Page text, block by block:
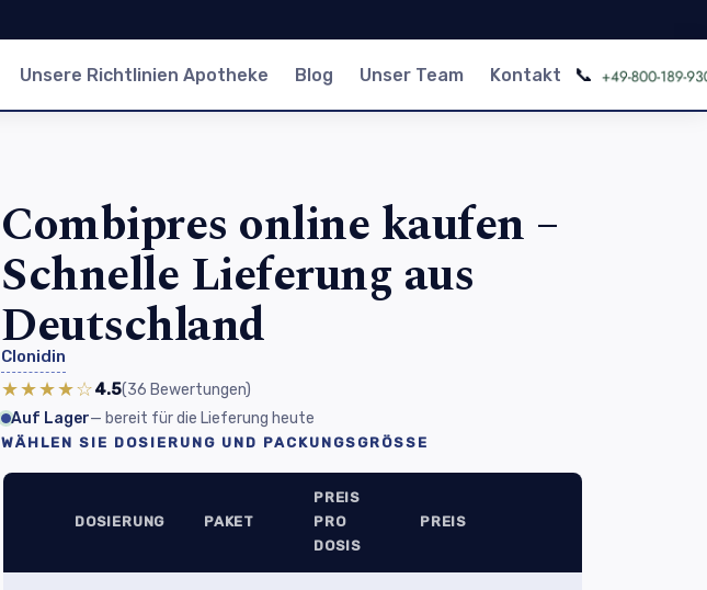
Unsere Richtlinien Apotheke Blog Unser Team Kontakt 📞
Combipres online kaufen –
Schnelle Lieferung aus
Deutschland
Clonidin
★★★★☆4.5(36 Bewertungen)
Auf Lager— bereit für die Lieferung heute
WÄHLEN SIE DOSIERUNG UND PACKUNGSGRÖSSE
DOSIERUNG PAKET
PREIS
PRO
DOSIS
PREIS